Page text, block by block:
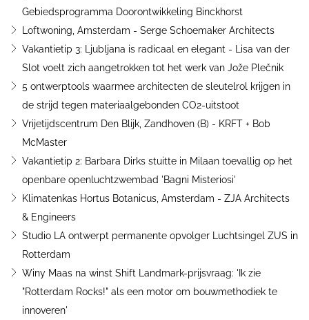
Gebiedsprogramma Doorontwikkeling Binckhorst
Loftwoning, Amsterdam - Serge Schoemaker Architects
Vakantietip 3: Ljubljana is radicaal en elegant - Lisa van der
Slot voelt zich aangetrokken tot het werk van Jože Plečnik
5 ontwerptools waarmee architecten de sleutelrol krijgen in
de strijd tegen materiaalgebonden CO2-uitstoot
Vrijetijdscentrum Den Blijk, Zandhoven (B) - KRFT + Bob
McMaster
Vakantietip 2: Barbara Dirks stuitte in Milaan toevallig op het
openbare openluchtzwembad 'Bagni Misteriosi'
Klimatenkas Hortus Botanicus, Amsterdam - ZJA Architects
& Engineers
Studio LA ontwerpt permanente opvolger Luchtsingel ZUS in
Rotterdam
Winy Maas na winst Shift Landmark-prijsvraag: 'Ik zie
"Rotterdam Rocks!" als een motor om bouwmethodiek te
innoveren'